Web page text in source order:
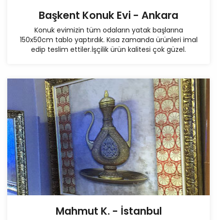
Başkent Konuk Evi - Ankara
Konuk evimizin tüm odaların yatak başlarına
150x50cm tablo yaptırdık. Kısa zamanda ürünleri imal
edip teslim ettiler.İşçilik ürün kalitesi çok güzel.
Mahmut K. - İstanbul